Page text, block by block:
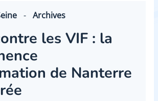
- Archives
les VIF : la
de Nanterre